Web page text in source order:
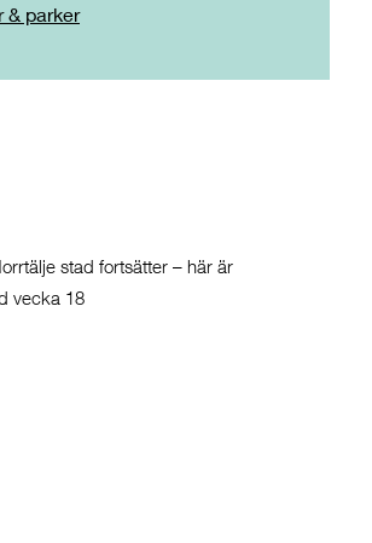
& parker
stad fortsätter – här är
vecka 18